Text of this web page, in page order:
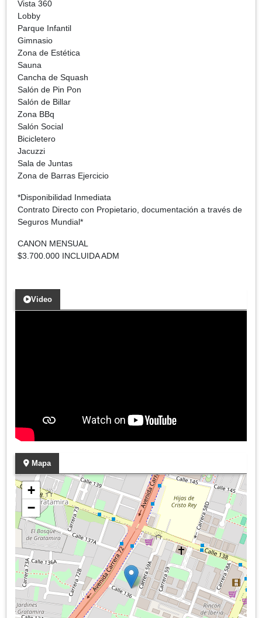
Vista 360
Lobby
Parque Infantil
Gimnasio
Zona de Estética
Sauna
Cancha de Squash
Salón de Pin Pon
Salón de Billar
Zona BBq
Salón Social
Bicicletero
Jacuzzi
Sala de Juntas
Zona de Barras Ejercicio
*Disponibilidad Inmediata
Contrato Directo con Propietario, documentación a través de
Seguros Mundial*
CANON MENSUAL
$3.700.000 INCLUIDA ADM
Video
Mapa
+
−